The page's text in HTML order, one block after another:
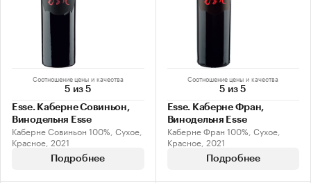
Соотношение цены и качества
5 из 5
Esse. Каберне Совиньон,
Винодельня Esse
Каберне Совиньон 100%, Сухое,
Красное, 2021
Подробнее
Соотношение цены и качества
5 из 5
Esse. Каберне Фран,
Винодельня Esse
Каберне Фран 100%, Сухое,
Красное, 2021
Подробнее